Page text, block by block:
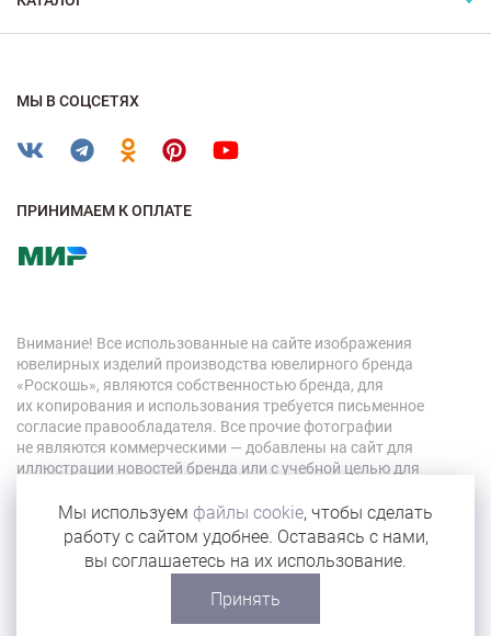
МЫ В СОЦСЕТЯХ
ПРИНИМАЕМ К ОПЛАТЕ
Внимание! Все использованные на сайте изображения
ювелирных изделий производства ювелирного бренда
«Роскошь», являются собственностью бренда, для
их копирования и использования требуется письменное
согласие правообладателя. Все прочие фотографии
не являются коммерческими — добавлены на сайт для
иллюстрации новостей бренда или с учебной целью для
© 2026 «Роскошь»
Мы используем файлы cookie, чтобы сделать
работу с сайтом удобнее. Оставаясь с нами,
вы соглашаетесь на их использование.
Принять